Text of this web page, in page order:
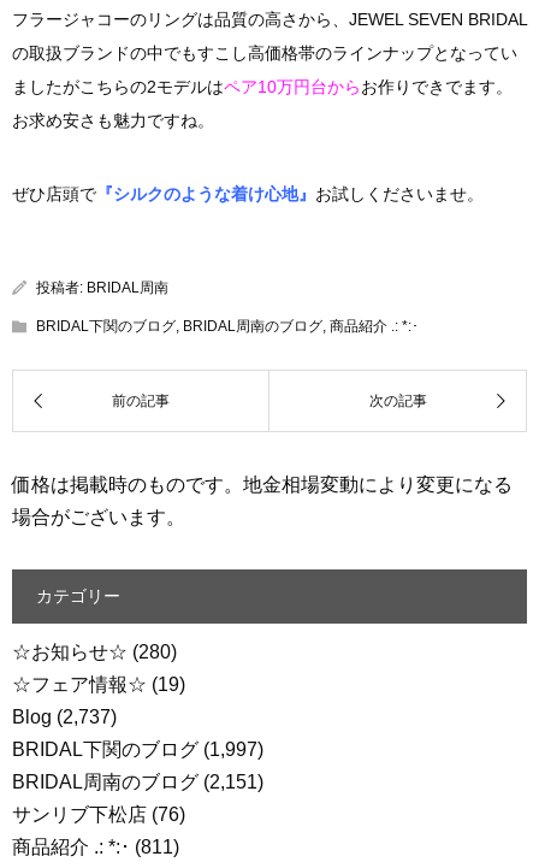
フラージャコーのリングは品質の高さから、JEWEL SEVEN BRIDAL
の取扱ブランドの中でもすこし高価格帯のラインナップとなってい
ましたがこちらの2モデルはペア10万円台からお作りできでます。
お求め安さも魅力ですね。
ぜひ店頭で 『シルクのような着け心地』 お試しくださいませ。
投稿者: BRIDAL周南
BRIDAL下関のブログ, BRIDAL周南のブログ, 商品紹介 .: *:･
価格は掲載時のものです。地金相場変動により変更になる
場合がございます。
カテゴリー
☆お知らせ☆ (280)
☆フェア情報☆ (19)
Blog (2,737)
BRIDAL下関のブログ (1,997)
BRIDAL周南のブログ (2,151)
サンリブ下松店 (76)
商品紹介 .: *:･ (811)